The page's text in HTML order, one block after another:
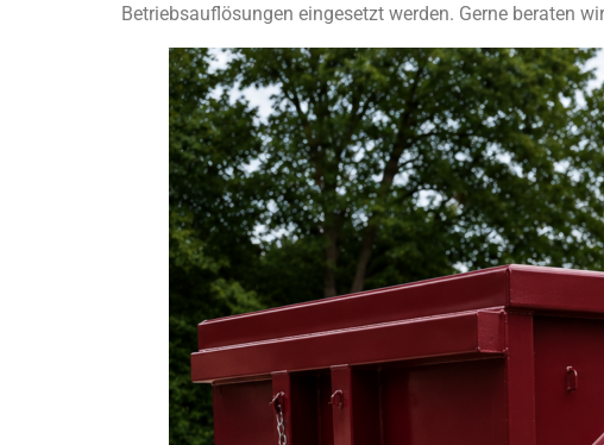
Betriebsauflösungen eingesetzt werden. Gerne beraten